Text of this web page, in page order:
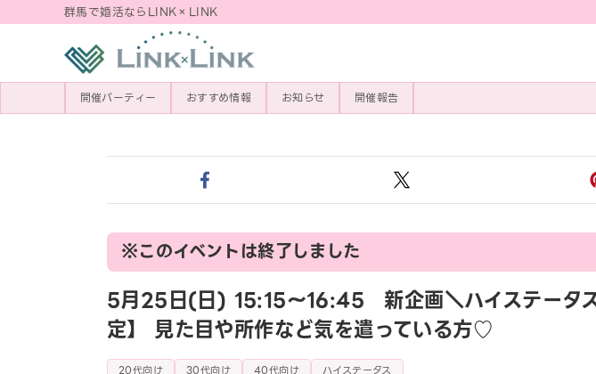
群馬で婚活ならLINK×LINK
開催パーティー おすすめ情報 お知らせ 開催報告
※このイベントは終了しました
5月25日(日) 15:15〜16:45 新企画＼ハイステータ
定】 見た目や所作など気を遣っている方♡
20代向け 30代向け 40代向け ハイステータス